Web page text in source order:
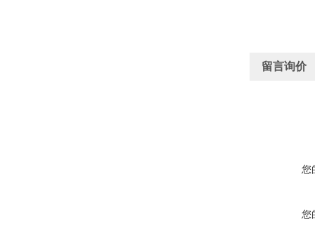
留言询价
您
您